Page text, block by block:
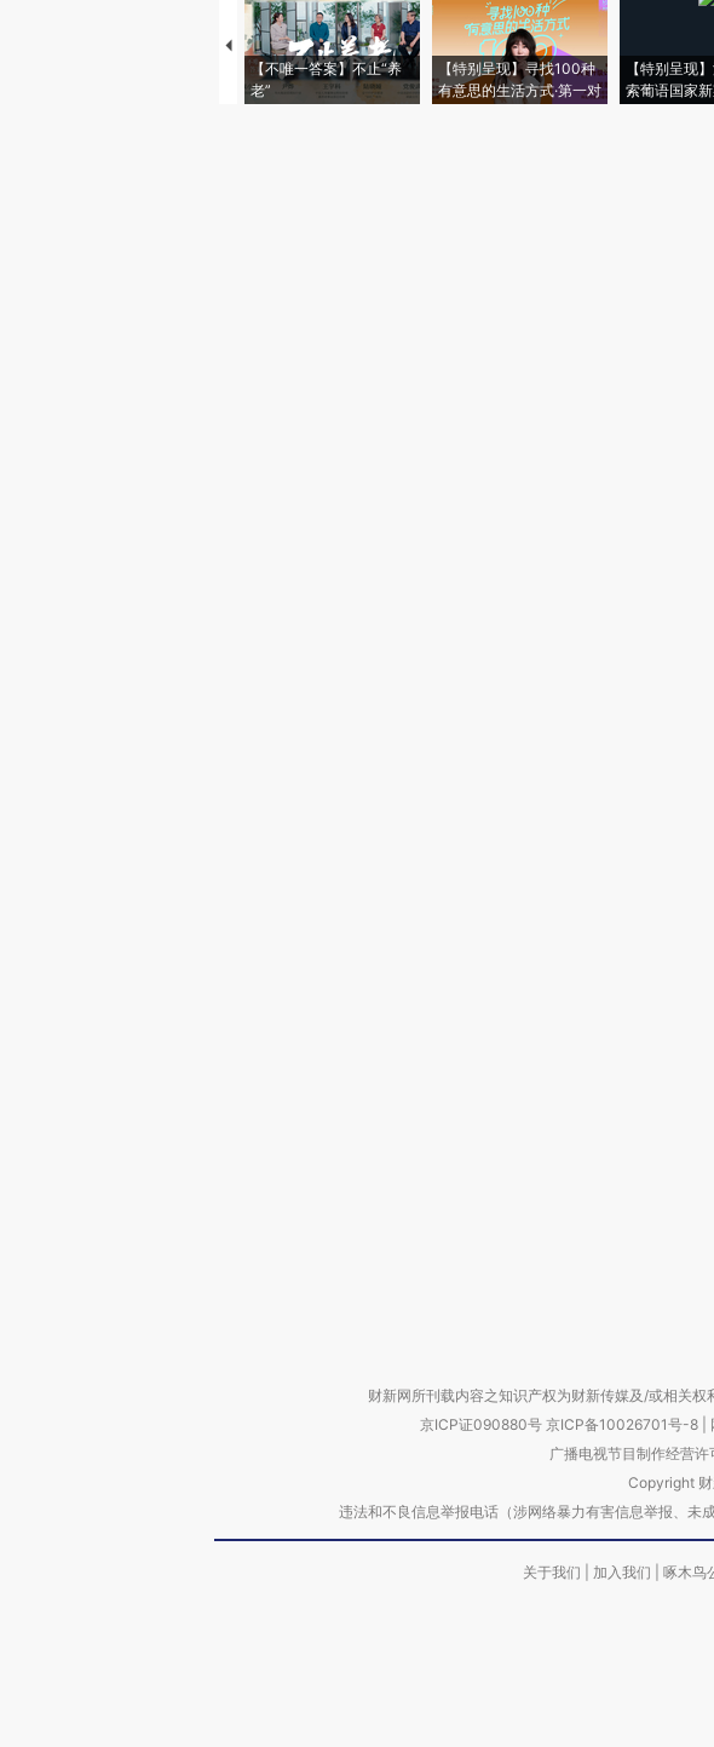
【不唯一答案】不止“养
老”
【特别呈现】寻找100种
有意思的生活方式·第一对
【特别呈现
索葡语国家
财新网所刊载内容之知识产权为财新传媒及/或相关
京ICP证090880号 京ICP备10026701号-8
广播电视节目制作经营
Copyright
违法和不良信息举报电话（涉网络暴力有害信息举报、
关于我们 加入我们 啄木鸟